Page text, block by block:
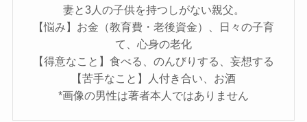
妻と3人の子供を持つしがない親父。
【悩み】お金（教育費・老後資金）、日々の子育
て、心身の老化
【得意なこと】食べる、のんびりする、妄想する
【苦手なこと】人付き合い、お酒
*画像の男性は著者本人ではありません